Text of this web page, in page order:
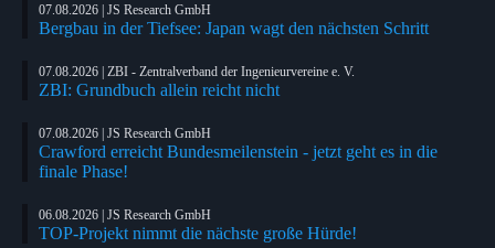
07.08.2026 | JS Research GmbH
Bergbau in der Tiefsee: Japan wagt den nächsten Schritt
07.08.2026 | ZBI - Zentralverband der Ingenieurvereine e. V.
ZBI: Grundbuch allein reicht nicht
07.08.2026 | JS Research GmbH
Crawford erreicht Bundesmeilenstein - jetzt geht es in die
finale Phase!
06.08.2026 | JS Research GmbH
TOP-Projekt nimmt die nächste große Hürde!